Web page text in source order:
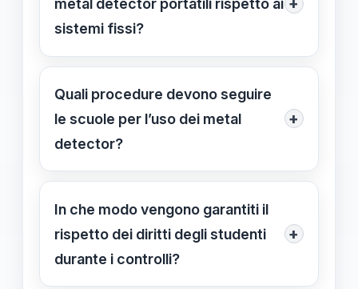
studenti e visitatori, permettendo
strutture fisse.
metal detector portatili rispetto ai
sistemi fissi?
I metal detector portatili offrono
maggior flessibilità e possono essere
spostati facilmente, consentendo
controlli più frequenti e adattabili alle
Quali procedure devono seguire
le scuole per l’uso dei metal
detector?
+
Le scuole devono coinvolgere
personale qualificato, rispettare le
norme sulla privacy, e comunicare
preventivamente alle famiglie e agli
In che modo vengono garantiti il
rispetto dei diritti degli studenti
durante i controlli?
+